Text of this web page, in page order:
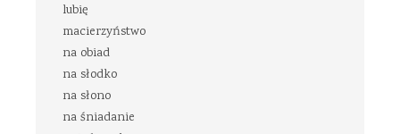
lubię
macierzyństwo
na obiad
na słodko
na słono
na śniadanie